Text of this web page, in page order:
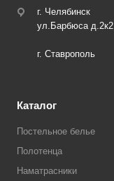
г. Челябинск
ул.Барбюса д.2к2
г. Ставрополь
Каталог
Постельное белье
Полотенца
Наматрасники